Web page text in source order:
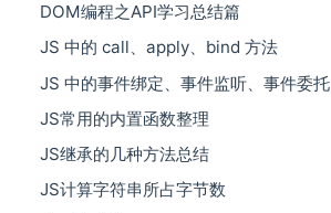
DOM编程之API学习总结篇
JS 中的 call、apply、bind 方法
JS 中的事件绑定、事件监听、事件委托
JS常用的内置函数整理
JS继承的几种方法总结
JS计算字符串所占字节数